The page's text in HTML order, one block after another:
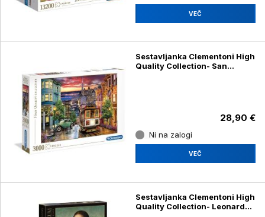
VEČ
Sestavljanka Clementoni High
Quality Collection- San
28,90 €
Ni na zalogi
VEČ
Sestavljanka Clementoni High
Quality Collection- Leonardo: